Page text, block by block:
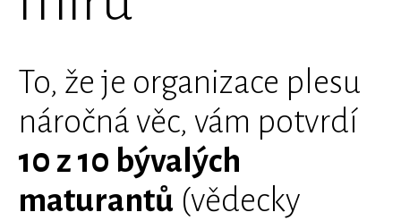
To, že je organizace plesu
náročná věc, vám potvrdí
10 z 10 bývalých
maturantů (vědecky